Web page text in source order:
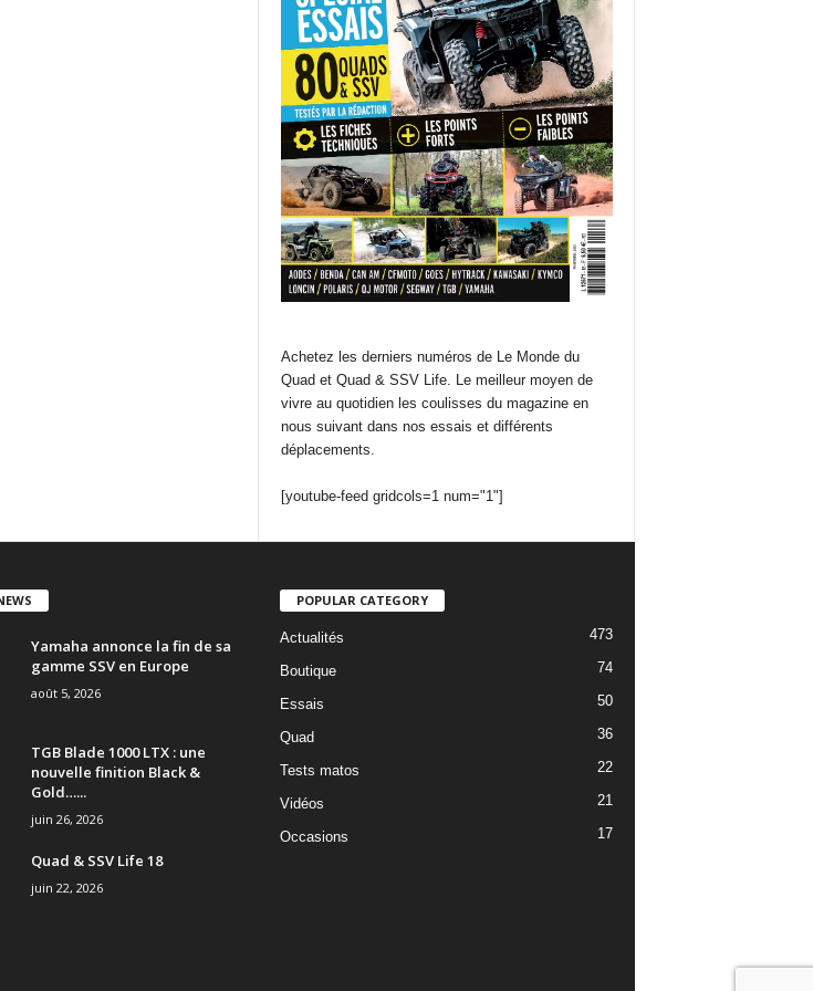
Achetez les derniers numéros de Le Monde du
Quad et Quad & SSV Life. Le meilleur moyen de
vivre au quotidien les coulisses du magazine en
nous suivant dans nos essais et différents
déplacements.
[youtube-feed gridcols=1 num="1"]
Yamaha annonce la fin de sa
gamme SSV en Europe
août 5, 2026
TGB Blade 1000 LTX : une
nouvelle finition Black &
Gold…...
juin 26, 2026
Quad & SSV Life 18
juin 22, 2026
POPULAR CATEGORY
Actualités 473
Boutique 74
Essais 50
Quad 36
Tests matos 22
Vidéos 21
Occasions 17